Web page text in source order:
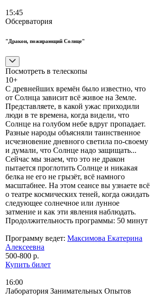
15:45
Обсерватория
"Дракон, пожирающий Солнце"
Посмотреть в телескопы
10+
С древнейших времён было известно, что
от Солнца зависит всё живое на Земле.
Представляете, в какой ужас приходили
люди в те времена, когда видели, что
Солнце на голубом небе вдруг пропадает.
Разные народы объясняли таинственное
исчезновение дневного светила по-своему
и думали, что Солнце надо защищать...
Сейчас мы знаем, что это не дракон
пытается проглотить Солнце и никакая
белка не его не грызёт, всё намного
масштабнее. На этом сеансе вы узнаете всё
о театре космических теней, когда ожидать
следующее солнечное или лунное
затмение и как эти явления наблюдать.
Продолжительность программы: 50 минут
Программу ведет: Максимова Екатерина
Алексеевна
500-800 р.
Купить билет
16:00
Лаборатория Занимательных Опытов